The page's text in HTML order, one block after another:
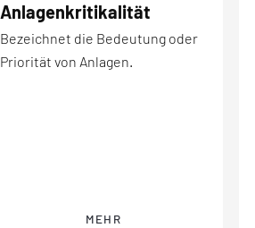
Anlagenkritikalität
Bezeichnet die Bedeutung oder
Priorität von Anlagen.
MEHR